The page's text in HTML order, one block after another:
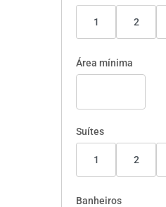
1 2
Área mínima
Suítes
1 2
Banheiros